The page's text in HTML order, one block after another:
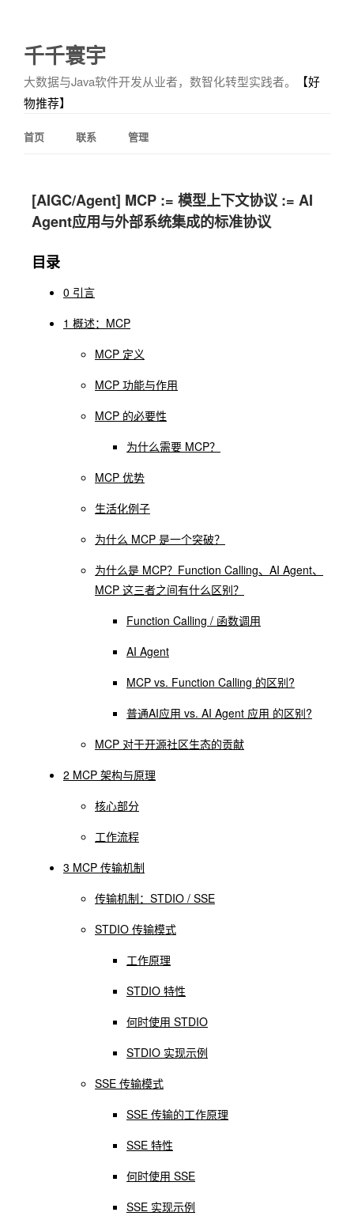
千千寰宇
大数据与Java软件开发从业者，数智化转型实践者。
【好
物推荐】
首页 联系 管理
[AIGC/Agent] MCP := 模型上下文协议 := AI
Agent应用与外部系统集成的标准协议
目录
0 引言
1 概述：MCP
MCP 定义
MCP 功能与作用
MCP 的必要性
为什么需要 MCP？
MCP 优势
生活化例子
为什么 MCP 是一个突破？
为什么是 MCP？Function Calling、AI Agent、
MCP 这三者之间有什么区别？
Function Calling / 函数调用
AI Agent
MCP vs. Function Calling 的区别?
普通AI应用 vs. AI Agent 应用 的区别?
MCP 对于开源社区生态的贡献
2 MCP 架构与原理
核心部分
工作流程
3 MCP 传输机制
传输机制：STDIO / SSE
STDIO 传输模式
工作原理
STDIO 特性
何时使用 STDIO
STDIO 实现示例
SSE 传输模式
SSE 传输的工作原理
SSE 特性
何时使用 SSE
SSE 实现示例